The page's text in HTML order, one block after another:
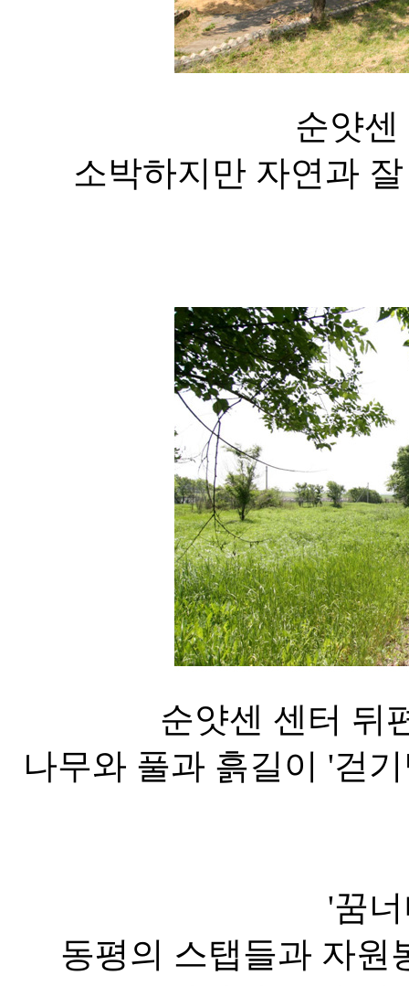
순얏센
소박하지만 자연과
순얏센 센터 뒤
나무와 풀과 흙길이 '걷
'꿈
동평의 스탭들과 자원